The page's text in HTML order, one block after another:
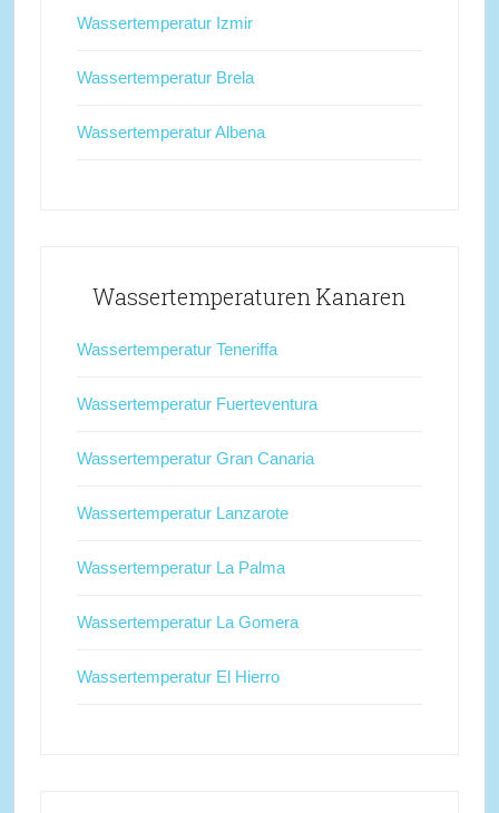
Wassertemperatur Izmir
Wassertemperatur Brela
Wassertemperatur Albena
Wassertemperaturen Kanaren
Wassertemperatur Teneriffa
Wassertemperatur Fuerteventura
Wassertemperatur Gran Canaria
Wassertemperatur Lanzarote
Wassertemperatur La Palma
Wassertemperatur La Gomera
Wassertemperatur El Hierro